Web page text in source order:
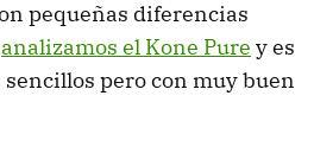
pequeñas diferencias
analizamos el Kone Pure y es
sencillos pero con muy buen